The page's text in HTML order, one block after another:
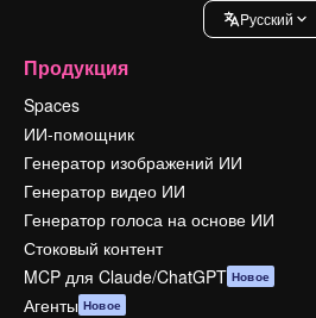
Pусский
Продукция
Spaces
ИИ-помощник
Генератор изображений ИИ
Генератор видео ИИ
Генератор голоса на основе ИИ
Стоковый контент
MCP для Claude/ChatGPT Новое
Агенты Новое